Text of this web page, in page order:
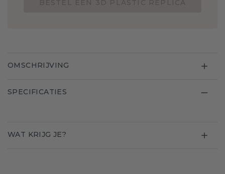
OMSCHRIJVING
SPECIFICATIES
WAT KRIJG JE?